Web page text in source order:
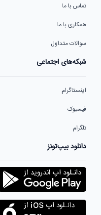
تماس با ما
همکاری با ما
سوالات متداول
شبکه‌های اجتماعی
اینستاگرام
فیسبوک
تلگرام
دانلود بیپ‌تونز